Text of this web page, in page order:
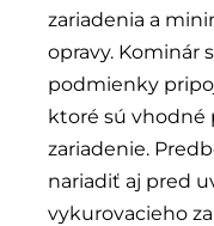
zariadenia a
opravy. Kominár
podmienky
ktoré sú vhodné
zariadenie.
nariadiť aj pred
vykurovacieho